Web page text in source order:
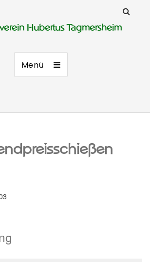
Hubertus Tagmersheim
Menü